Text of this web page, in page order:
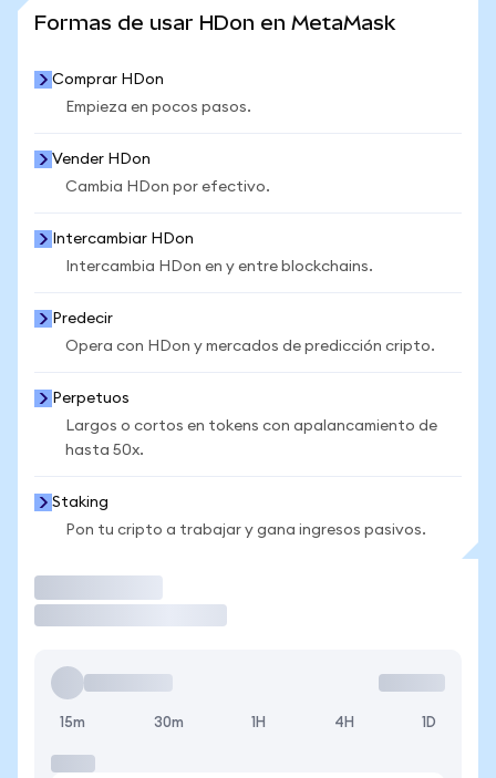
Formas de usar HDon en MetaMask
Comprar HDon
Empieza en pocos pasos.
Vender HDon
Cambia HDon por efectivo.
Intercambiar HDon
Intercambia HDon en y entre blockchains.
Predecir
Opera con HDon y mercados de predicción cripto.
Perpetuos
Largos o cortos en tokens con apalancamiento de
hasta 50x.
Staking
Pon tu cripto a trabajar y gana ingresos pasivos.
15m 30m 1H 4H 1D